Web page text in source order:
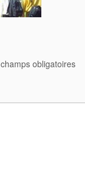
obligatoires